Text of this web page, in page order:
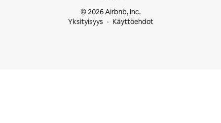
© 2026 Airbnb, Inc.
Yksityisyys
Käyttöehdot